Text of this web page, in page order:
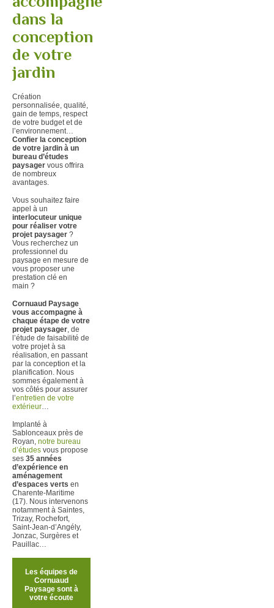
dans la
conception
de votre
jardin
Création
personnalisée, qualité,
gain de temps, respect
de votre budget et de
l’environnement…
Confier la conception
de votre jardin à un
bureau d’études
paysager vous offrira
de nombreux
avantages.
Vous souhaitez faire
appel à un
interlocuteur unique
pour réaliser votre
projet paysager ?
Vous recherchez un
professionnel du
paysage en mesure de
vous proposer une
prestation clé en
main ?
Cornuaud Paysage
vous accompagne à
chaque étape de votre
projet paysager, de
l’étude de faisabilité de
votre projet à sa
réalisation, en passant
par la conception et la
planification. Nous
sommes également à
vos côtés pour assurer
l’entretien de votre
extérieur…
Implanté à
Sablonceaux près de
Royan, notre bureau
d’études vous propose
ses 35 années
d’expérience en
aménagement
d’espaces verts en
Charente-Maritime
(17). Nous intervenons
notamment à Saintes,
Trizay, Rochefort,
Saint-Jean-d’Angély,
Jonzac, Surgères et
Pauillac…
Les équipes de
Cornuaud
Paysage sont à
votre écoute